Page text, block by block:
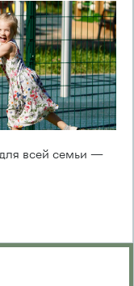
всей семьи —